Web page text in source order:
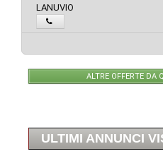
LANUVIO
ALTRE OFFERTE DA
ULTIMI ANNUNCI